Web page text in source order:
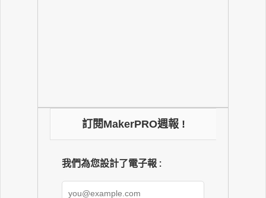
訂閱MakerPRO週報 !
我們為您設計了電子報 :